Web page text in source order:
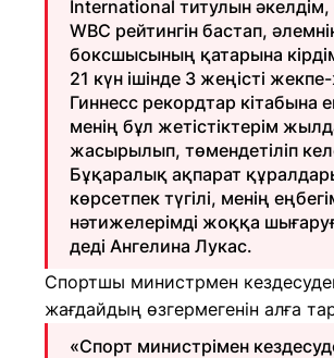
International титулын
WBC рейтингін бастап,
боксшысының қатарына
21 күн ішінде 3 жеңісті жекпе-
Гиннесс рекордтар кітабына
менің бұл жетістіктерім
жасырылып, төмендетіліп
Бұқаралық ақпарат
көрсетпек түгілі, менің
нәтижелерімді жоққа
деді Ангелина Лукас.
Спортшы министрмен
жағдайдың өзгермегенін алға
«Спорт министрімен